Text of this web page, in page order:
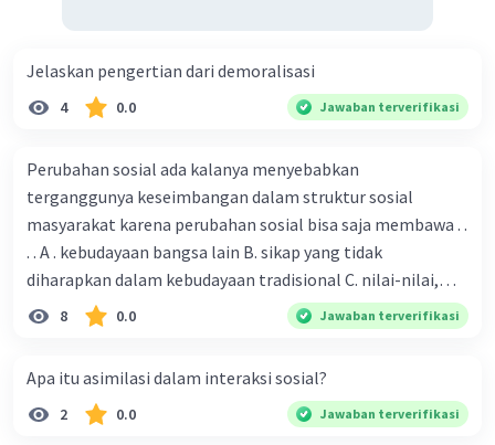
yang lebih kecil atau baru, untuk mencapai
pasar yang lebih luas dan berpotensi
mengakses pelanggan di berbagai negara.
pertumbuhan bisnis dan keberlanjutan.
Efisiensi Rantai Pasokan:
Contoh: Sebuah perusahaan otomotif di
negara D memperoleh suku cadang dari
beberapa negara di seluruh dunia.
global yang efisien, perusahaan dapat
mengakses bahan baku dengan harga yang
lebih kompetitif dan memperoleh
Jelaskan pengertian dari demoralisasi
4 0.0 Jawaban terverifikasi
Perubahan sosial ada kalanya menyebabkan
terganggunya keseimbangan dalam struktur sosial
masyarakat karena perubahan sosial bisa saja membawa . .
. . A . kebudayaan bangsa lain B. sikap yang tidak
diharapkan dalam kebudayaan tradisional C. nilai-nilai,
sikap, dan pola . perilaku yang berbeda D. tidak sesuai
dengan kebudayaan masyarakat setempat
8 0.0 Jawaban terverifikasi
Apa itu asimilasi dalam interaksi sosial?
2 0.0 Jawaban terverifikasi